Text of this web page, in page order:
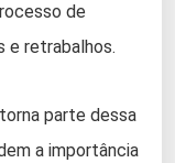
de
e retrabalhos.
parte dessa
a importância